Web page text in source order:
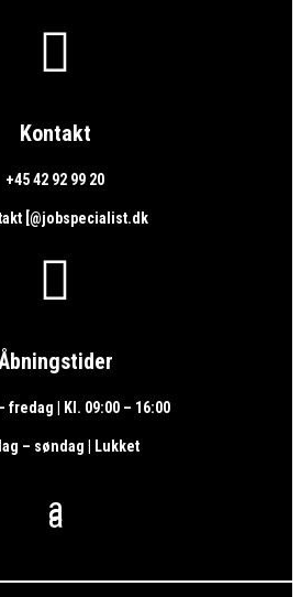

Kontakt
+45 42 92 99 20
[@jobspecialist.dk

fredag | Kl. 09:00 – 16:00
– søndag | Lukket